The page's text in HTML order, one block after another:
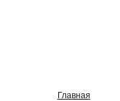
Главная